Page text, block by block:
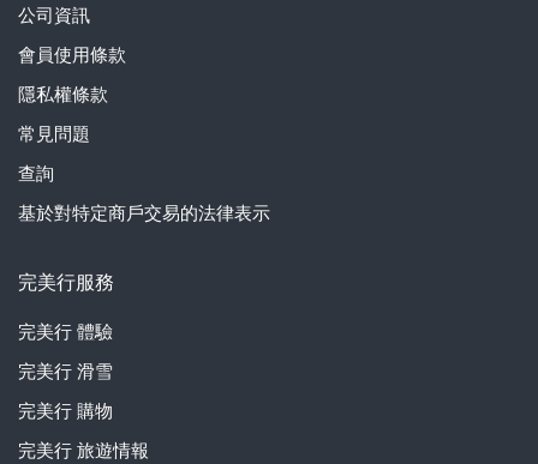
公司資訊
會員使用條款
隱私權條款
常見問題
查詢
基於對特定商戶交易的法律表示
完美行服務
完美行體驗
完美行滑雪
完美行購物
完美行旅遊情報